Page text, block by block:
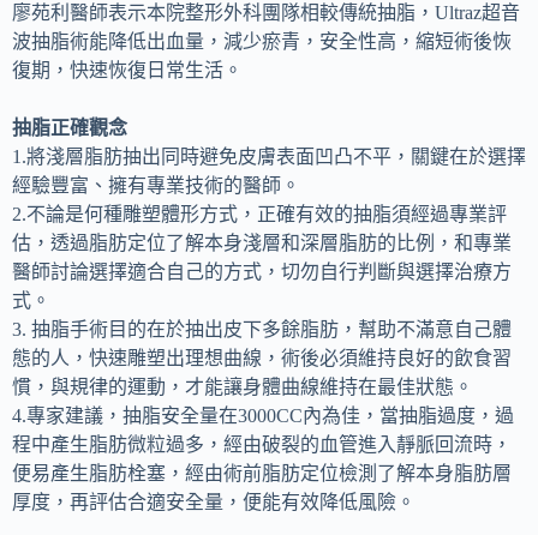
廖苑利醫師表示本院整形外科團隊相較傳統抽脂，Ultraz超音
波抽脂術能降低出血量，減少瘀青，安全性高，縮短術後恢
復期，快速恢復日常生活。
抽脂正確觀念
1.將淺層脂肪抽出同時避免皮膚表面凹凸不平，關鍵在於選擇
經驗豐富、擁有專業技術的醫師。
2.不論是何種雕塑體形方式，正確有效的抽脂須經過專業評
估，透過脂肪定位了解本身淺層和深層脂肪的比例，和專業
醫師討論選擇適合自己的方式，切勿自行判斷與選擇治療方
式。
3. 抽脂手術目的在於抽出皮下多餘脂肪，幫助不滿意自己體
態的人，快速雕塑出理想曲線，術後必須維持良好的飲食習
慣，與規律的運動，才能讓身體曲線維持在最佳狀態。
4.專家建議，抽脂安全量在3000CC內為佳，當抽脂過度，過
程中產生脂肪微粒過多，經由破裂的血管進入靜脈回流時，
便易產生脂肪栓塞，經由術前脂肪定位檢測了解本身脂肪層
厚度，再評估合適安全量，便能有效降低風險。